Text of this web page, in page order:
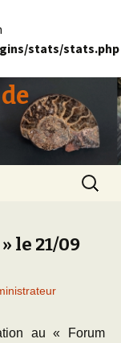
stats/stats.php
le 21/09
au « Forum